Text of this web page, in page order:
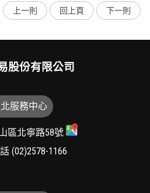
上一則 回上頁 下一則
股份有限公司
服務中心
區北寧路58號
(02)2578-1166